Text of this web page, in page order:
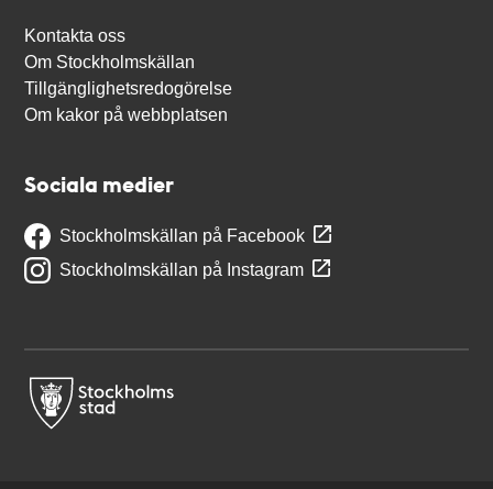
Kontakta oss
Om Stockholmskällan
Tillgänglighetsredogörelse
Om kakor på webbplatsen
Sociala medier
Stockholmskällan på Facebook
Stockholmskällan på Instagram